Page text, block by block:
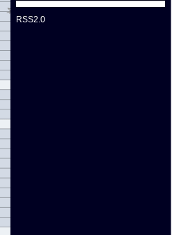
RSS2.0